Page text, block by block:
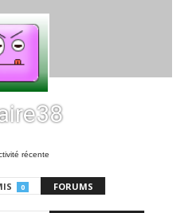
récente
0 FORUMS